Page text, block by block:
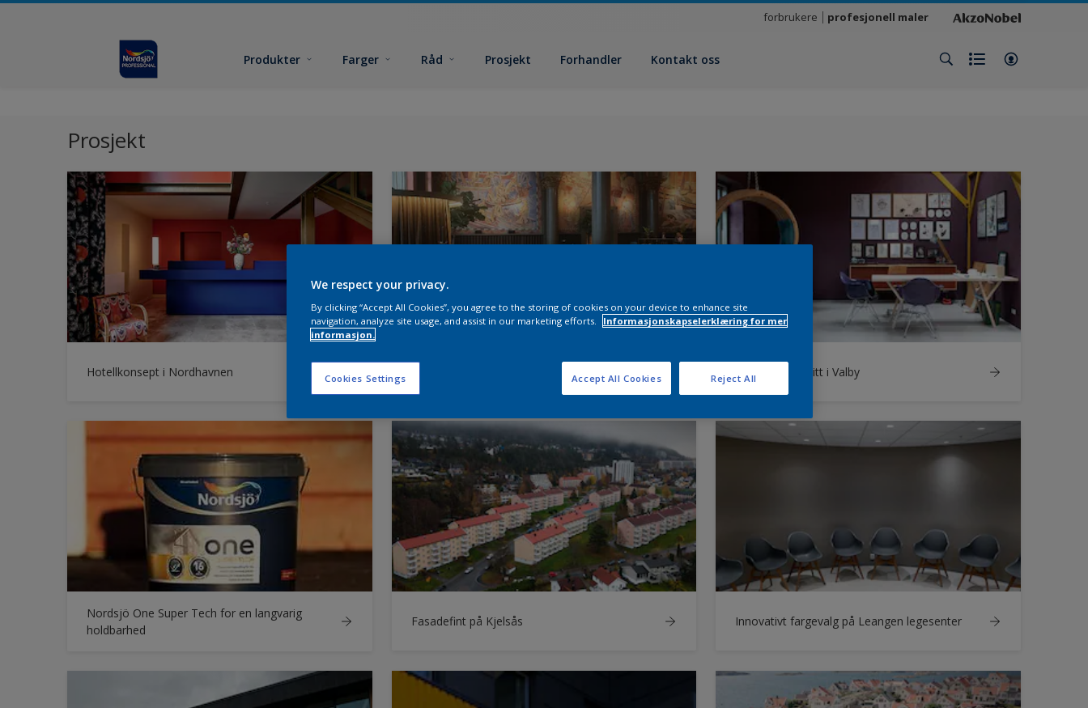
forbrukere profesjonell maler
Produkter Farger Råd Prosjekt Forhandler Kontakt oss
Prosjekt
Hotellkonsept i Nordhavnen Forbud mot hvitt i Valby
Nordsjö One Super Tech for en langvarig
holdbarhed
Fasadefint på Kjelsås Innovativt fargevalg på Leangen legesenter
We respect your privacy.
By clicking “Accept All Cookies”, you agree to the storing of cookies on your device to enhance site
navigation, analyze site usage, and assist in our marketing efforts.
Informasjonskapselerklæring for mer
informasjon.
Cookies Settings Reject All
Accept All Cookies